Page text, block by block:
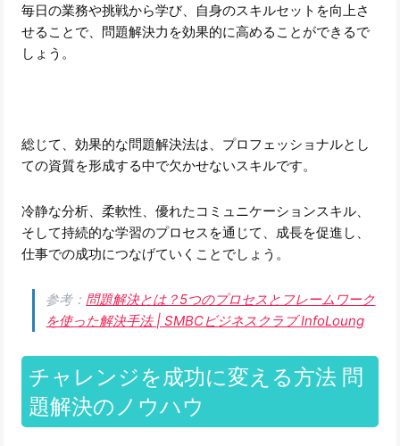
毎日の業務や挑戦から学び、自身のスキルセットを向上さ
せることで、問題解決力を効果的に高めることができるで
しょう。
総じて、効果的な問題解決法は、プロフェッショナルとし
ての資質を形成する中で欠かせないスキルです。
冷静な分析、柔軟性、優れたコミュニケーションスキル、
そして持続的な学習のプロセスを通じて、成長を促進し、
仕事での成功につなげていくことでしょう。
参考： 問題解決とは？5つのプロセスとフレームワーク
を使った解決手法 | SMBCビジネスクラブ InfoLoung
チャレンジを成功に変える方法 問
題解決のノウハウ